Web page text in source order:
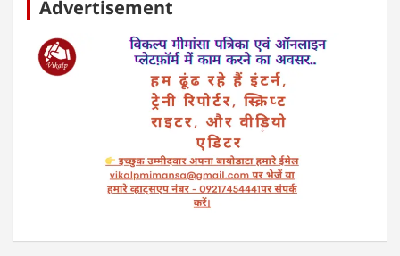
Advertisement